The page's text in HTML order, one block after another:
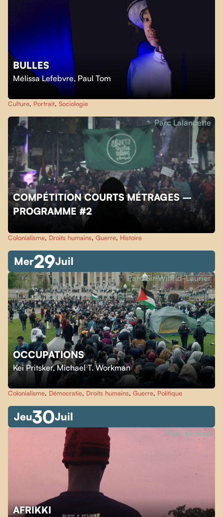
BULLES
Mélissa Lefebvre, Paul Tom
Culture, Portrait, Sociologie
COMPÉTITION COURTS MÉTRAGES –
PROGRAMME #2
Parc Lalancette
Colonialisme, Droits humains, Guerre, Histoire
Mer29Juil
OCCUPATIONS
Kei Pritsker,Michael T. Workman
Parc Sir-Wilfrid-Laurier
Colonialisme, Démocratie, Droits humains, Guerre, Politique
Jeu30Juil
AFRIKKI
Parc Molson